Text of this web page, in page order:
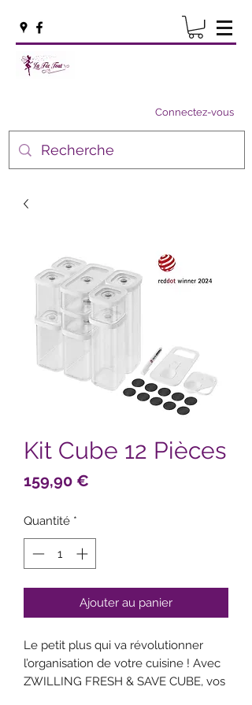
Connectez-vous
Kit Cube 12 Pièces
159,90 €
Quantité *
Ajouter au panier
Le petit plus qui va révolutionner
l’organisation de votre cuisine ! Avec
ZWILLING FRESH & SAVE CUBE, vos